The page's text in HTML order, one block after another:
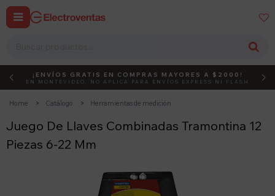
 
DEBUT ACTIVÁ EL CÓDIGO
¡ENVÍOS GRATIS EN COMPRAS MAYORES A $2000!
EN MONTEVIDEO, NO APLICA PARA ENVÍOS EXPRESS NI FLASH
Home Catálogo Herramientas de medición
Juego De Llaves Combinadas Tramontina 12
Piezas 6-22 Mm